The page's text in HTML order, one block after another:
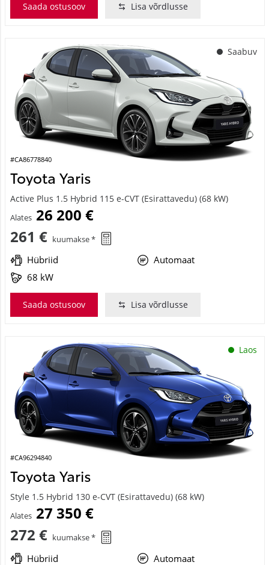
Saada ostusoov Lisa võrdlusse
Saabuv
#CA86778840
Toyota Yaris
Active Plus 1.5 Hybrid 115 e-CVT (Esirattavedu) (68 kW)
Alates 26 200 €
261 € kuumakse *
Hübriid
Automaat
68 kW
Saada ostusoov Lisa võrdlusse
Laos
#CA96294840
Toyota Yaris
Style 1.5 Hybrid 130 e-CVT (Esirattavedu) (68 kW)
Alates 27 350 €
272 € kuumakse *
Hübriid
Automaat